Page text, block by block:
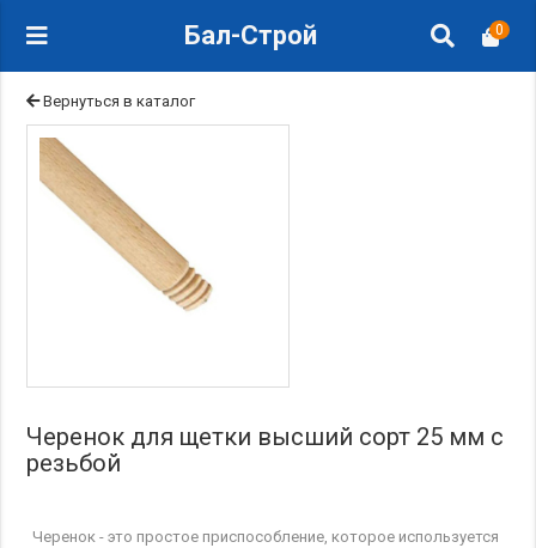
Бал-Строй 0
Вернуться в каталог
Черенок для щетки высший сорт 25 мм с
резьбой
Черенок - это простое приспособление, которое используется